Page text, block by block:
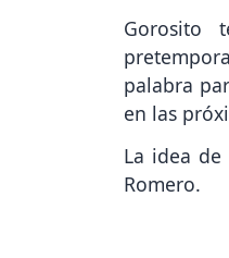
Gorosito
palabra
en las
La idea
Romero.